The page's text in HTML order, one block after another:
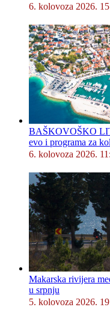
6. kolovoza 2026.
BAŠKOVOŠKO
evo i programa za
6. kolovoza 2026.
Makarska rivijera
u srpnju
5. kolovoza 2026.